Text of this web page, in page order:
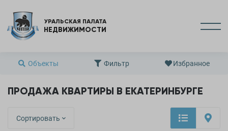
УРАЛЬСКАЯ ПАЛАТА
НЕДВИЖИМОСТИ
Объекты Фильтр Избранное
ПРОДАЖА КВАРТИРЫ В ЕКАТЕРИНБУРГЕ
Сортировать